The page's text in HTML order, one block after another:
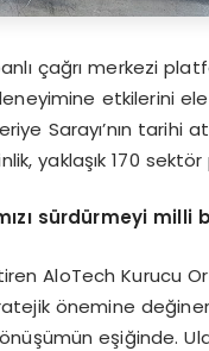
çağrı merkezi
etkilerini ele
Sarayı’nın
yaklaşık 170
sürdürmeyi milli
AloTech Kurucu
önemine
eşiğinde.